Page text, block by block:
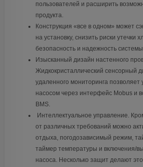
пользователей и расширить
продукта.
Конструкция «все в одном» может
на установку, снизить риски утечки
безопасность и надежность
Изысканный дизайн настенного
Жидкокристаллический сенсорный
удаленного мониторинга
насосом через интерфейс Mobus и
BMS.
Интеллектуальное управление.
от различных требований можно
отдыха, погодозависимый режим,
таймер температуры и включения/
насоса. Несколько защит делают